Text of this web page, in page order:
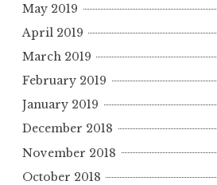
May 2019
April 2019
March 2019
February 2019
January 2019
December 2018
November 2018
October 2018